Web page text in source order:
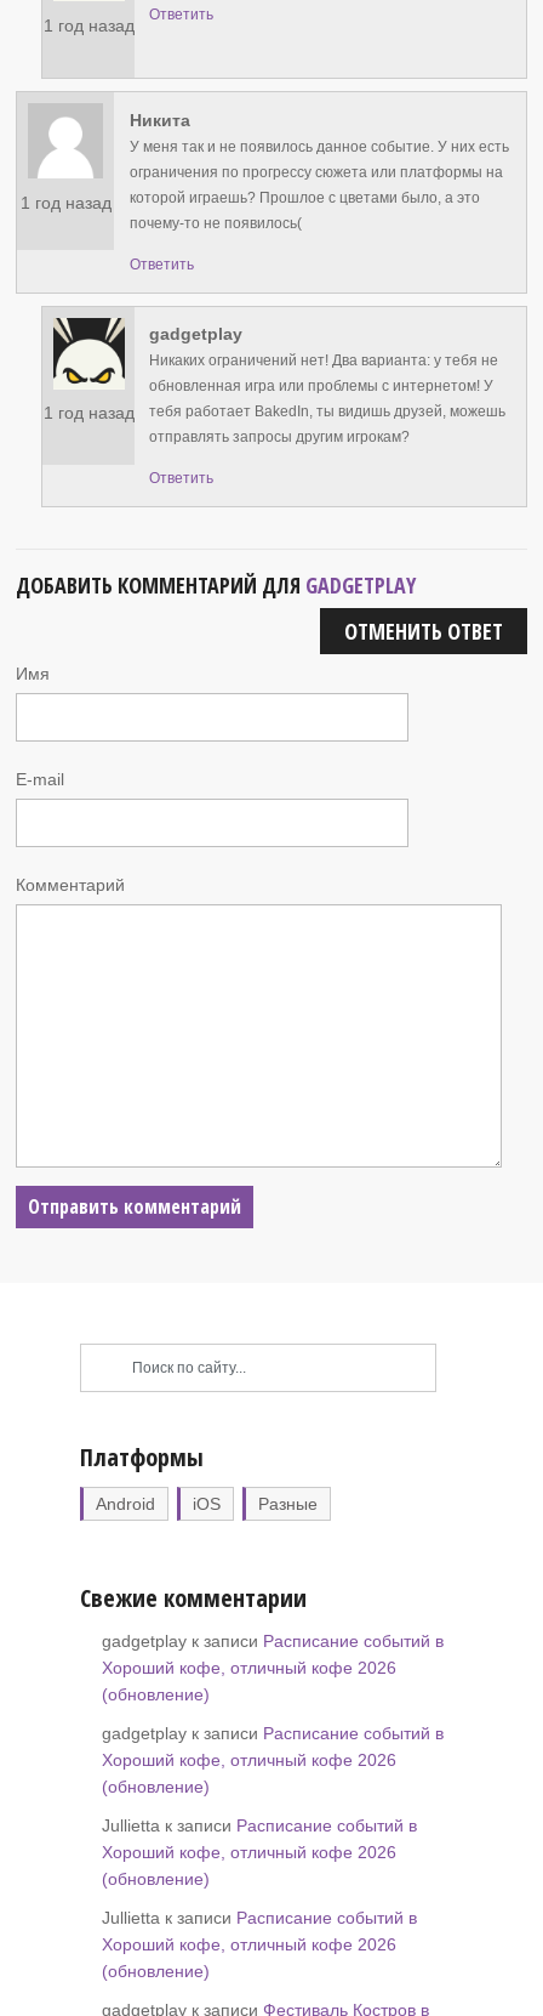
1 год назад
Ответить
1 год назад
Никита
У меня так и не появилось данное событие. У них есть
ограничения по прогрессу сюжета или платформы на
которой играешь? Прошлое с цветами было, а это
почему-то не появилось(
Ответить
1 год назад
gadgetplay
Никаких ограничений нет! Два варианта: у тебя не
обновленная игра или проблемы с интернетом! У
тебя работает BakedIn, ты видишь друзей, можешь
отправлять запросы другим игрокам?
Ответить
ДОБАВИТЬ КОММЕНТАРИЙ ДЛЯ GADGETPLAY
ОТМЕНИТЬ ОТВЕТ
Имя
E-mail
Комментарий
Платформы
Android iOS Разные
Свежие комментарии
gadgetplay к записи Расписание событий в
Хороший кофе, отличный кофе 2026
(обновление)
gadgetplay к записи Расписание событий в
Хороший кофе, отличный кофе 2026
(обновление)
Jullietta к записи Расписание событий в
Хороший кофе, отличный кофе 2026
(обновление)
Jullietta к записи Расписание событий в
Хороший кофе, отличный кофе 2026
(обновление)
gadgetplay к записи Фестиваль Костров в